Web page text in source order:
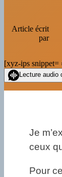
Article écrit
par
[xyz-ips
Lecture audio
Je
ceux
Pour